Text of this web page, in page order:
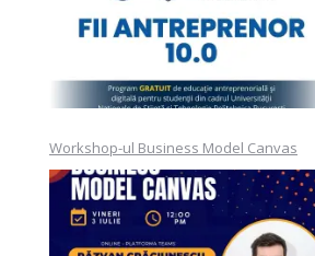
Workshop-ul Business Model Canvas